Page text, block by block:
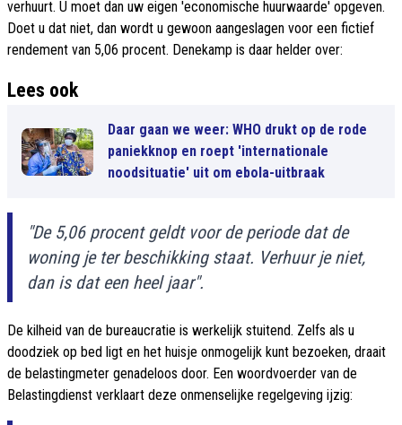
verhuurt. U moet dan uw eigen 'economische huurwaarde' opgeven.
Doet u dat niet, dan wordt u gewoon aangeslagen voor een fictief
rendement van 5,06 procent. Denekamp is daar helder over:
Lees ook
Daar gaan we weer: WHO drukt op de rode
paniekknop en roept 'internationale
noodsituatie' uit om ebola-uitbraak
"De 5,06 procent geldt voor de periode dat de
woning je ter beschikking staat. Verhuur je niet,
dan is dat een heel jaar".
De kilheid van de bureaucratie is werkelijk stuitend. Zelfs als u
doodziek op bed ligt en het huisje onmogelijk kunt bezoeken, draait
de belastingmeter genadeloos door. Een woordvoerder van de
Belastingdienst verklaart deze onmenselijke regelgeving ijzig: